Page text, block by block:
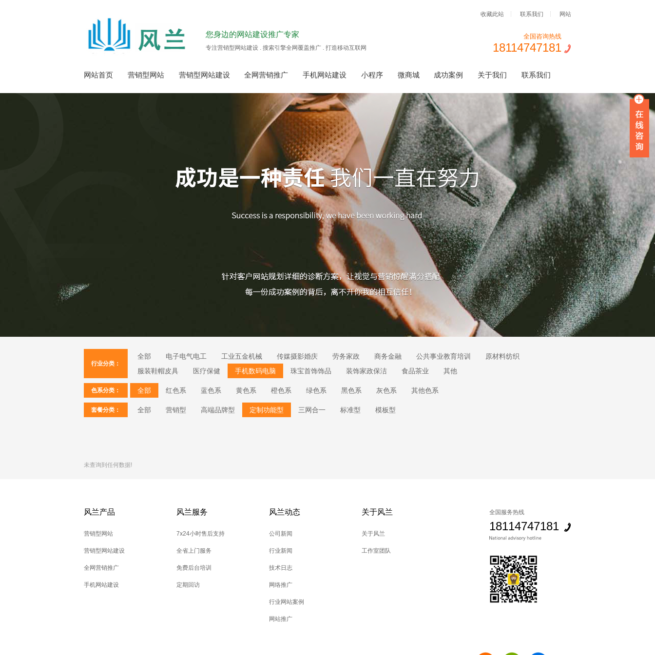
收藏此站 联系我们 网站
您身边的网站建设推广专家
专注营销型网站建设 . 搜索引擎全网覆盖推广 . 打造移动互联网
全国咨询热线
18114747181
网站首页 营销型网站 营销型网站建设 全网营销推广 手机网站建设 小程序 微商城 成功案例 关于我们 联系我们
行业分类：
全部 电子电气电工 工业五金机械 传媒摄影婚庆 劳务家政 商务金融 公共事业教育培训
原材料纺织
服装鞋帽皮具
医疗保健 手机数码电脑 珠宝首饰饰品 装饰家政保洁 食品茶业 其他
色系分类： 全部 红色系 蓝色系 黄色系 橙色系 绿色系 黑色系 灰色系 其他色系
套餐分类： 全部 营销型 高端品牌型 定制功能型 三网合一 标准型 模板型
未查询到任何数据!
风兰产品
营销型网站
营销型网站建设
全网营销推广
手机网站建设
风兰服务
7x24小时售后支持
全省上门服务
免费后台培训
定期回访
风兰动态
公司新闻
行业新闻
技术日志
网络推广
行业网站案例
网站推广
关于风兰
关于风兰
工作室团队
全国服务热线
18114747181